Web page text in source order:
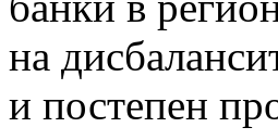
на
и постепен